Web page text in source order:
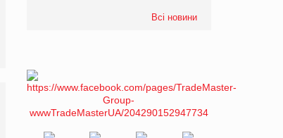
Всі новини